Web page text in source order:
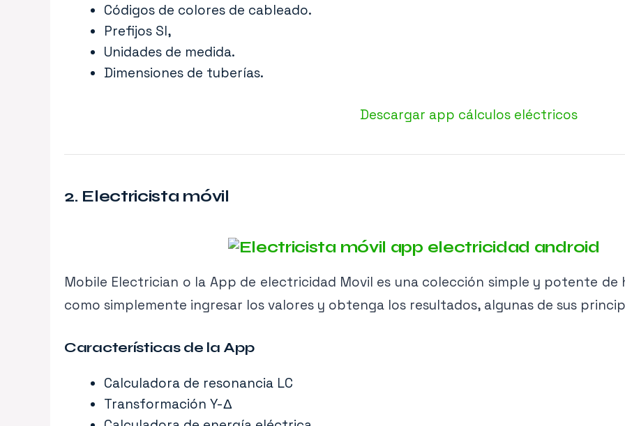
Códigos de colores de cableado.
Prefijos SI,
Unidades de medida.
Dimensiones de tuberías.
Descargar app cálculos eléctricos
2. Electricista móvil
Mobile Electrician o la App de electricidad Movil es una colección simple y potente
como simplemente ingresar los valores y obtenga los resultados, algunas de sus
Características de la App
Calculadora de resonancia LC
Transformación Y-Δ